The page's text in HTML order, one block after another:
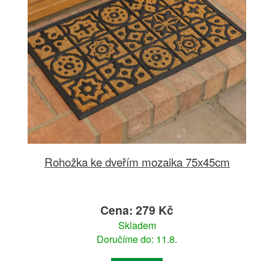
Rohožka ke dveřím mozaika 75x45cm
Cena: 279 Kč
Skladem
Doručíme do: 11.8.